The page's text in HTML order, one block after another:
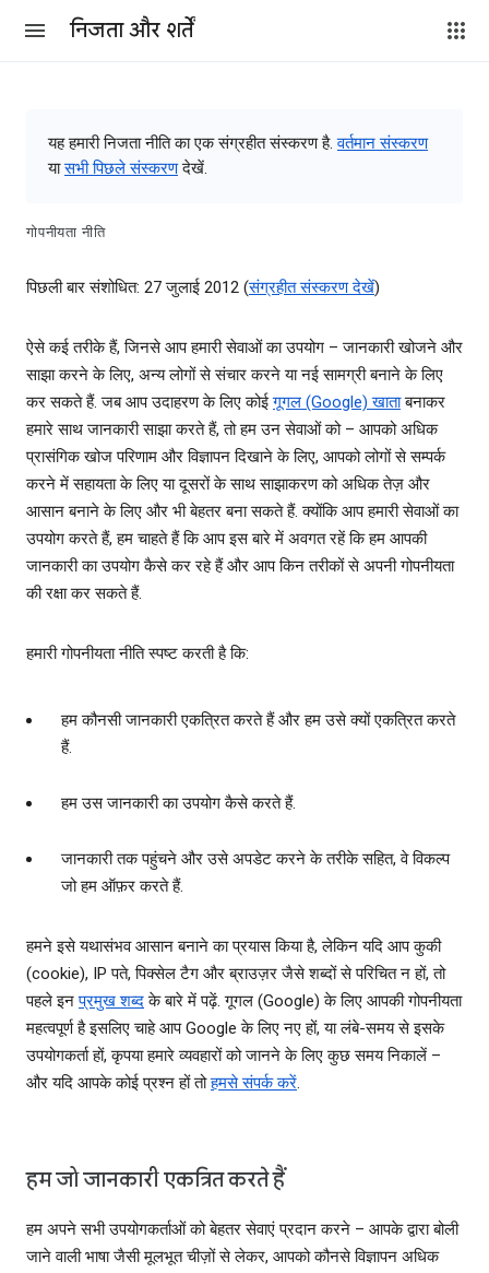
निजता और शर्तें
यह हमारी निजता नीति का एक संग्रहीत संस्‍करण है.वर्तमान संस्‍करण
यासभी पिछले संस्‍करणदेखें.
गोपनीयता नीति
पिछली बार संशोधित: 27 जुलाई 2012 (संग्रहीत संस्‍करण देखें)
ऐसे कई तरीके हैं, जिनसे आप हमारी सेवाओं का उपयोग – जानकारी खोजने और
साझा करने के लिए, अन्‍य लोगों से संचार करने या नई सामग्री बनाने के लिए
कर सकते हैं. जब आप उदाहरण के लिए कोईगूगल (Google) खाताबनाकर
हमारे साथ जानकारी साझा करते हैं, तो हम उन सेवाओं को – आपको अधिक
प्रासंगिक खोज परिणाम और विज्ञापन दिखाने के लिए, आपको लोगों से सम्पर्क
करने में सहायता के लिए या दूसरों के साथ साझाकरण को अधिक तेज़ और
आसान बनाने के लिए और भी बेहतर बना सकते हैं. क्योंकि आप हमारी सेवाओं का
उपयोग करते हैं, हम चाहते हैं कि आप इस बारे में अवगत रहें कि हम आपकी
जानकारी का उपयोग कैसे कर रहे हैं और आप किन तरीकों से अपनी गोपनीयता
की रक्षा कर सकते हैं.
हमारी गोपनीयता नीति स्‍पष्ट करती है कि:
हम कौनसी जानकारी एकत्रित करते हैं और हम उसे क्‍यों एकत्रित करते
हैं.
हम उस जानकारी का उपयोग कैसे करते हैं.
जानकारी तक पहुंचने और उसे अपडेट करने के तरीके सहित, वे विकल्‍प
जो हम ऑफ़र करते हैं.
हमने इसे यथासंभव आसान बनाने का प्रयास किया है, लेकिन यदि आप कुकी
(cookie), IP पते, पिक्‍सेल टैग और ब्राउज़र जैसे शब्‍दों से परिचित न हों, तो
पहले इनप्रमुख शब्‍दके बारे में पढ़ें. गूगल (Google) के लिए आपकी गोपनीयता
महत्‍वपूर्ण है इसलिए चाहे आप Google के लिए नए हों, या लंबे-समय से इसके
उपयोगकर्ता हों, कृपया हमारे व्‍यवहारों को जानने के लिए कुछ समय निकालें –
और यदि आपके कोई प्रश्न हों तोहमसे संपर्क करें.
हम जो जानकारी एकत्रित करते हैं
हम अपने सभी उपयोगकर्ताओं को बेहतर सेवाएं प्रदान करने – आपके द्वारा बोली
जाने वाली भाषा जैसी मूलभूत चीज़ों से लेकर, आपको कौनसे विज्ञापन अधिक